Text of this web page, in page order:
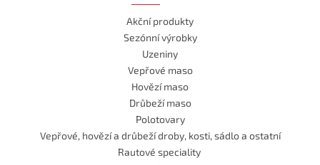
Akční produkty
Sezónní výrobky
Uzeniny
Vepřové maso
Hovězí maso
Drůbeží maso
Polotovary
Vepřové, hovězí a drůbeží droby, kosti, sádlo a ostatní
Rautové speciality